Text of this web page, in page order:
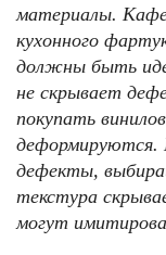
материалы.
кухонного
должны быть
не скрывает
покупать
деформируются.
дефекты,
текстура
могут